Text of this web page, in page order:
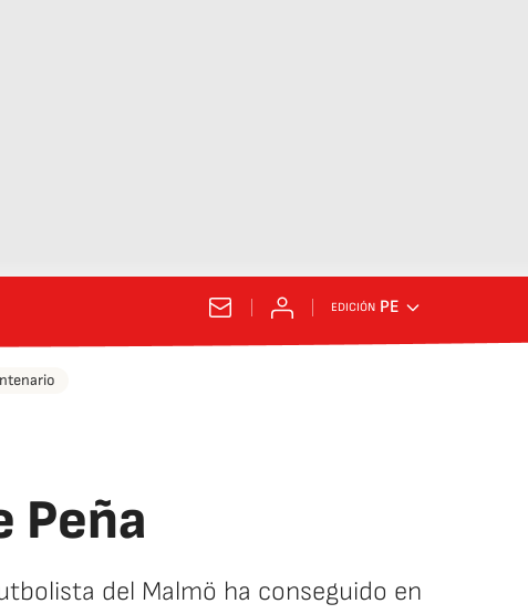
EDICIÓN PE
Peña
del Malmö ha conseguido en